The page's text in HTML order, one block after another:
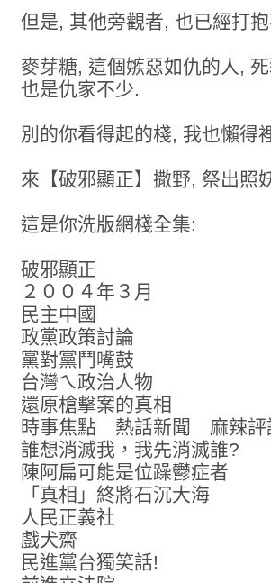
但是, 其他旁觀者, 也已經打
麥芽糖, 這個嫉惡如仇的人,
也是仇家不少.
別的你看得起的棧, 我也懶得
來【破邪顯正】撒野, 祭出照
這是你洗版網棧全集:
破邪顯正
２００４年３月
民主中國
政黨政策討論
黨對黨鬥嘴鼓
台灣ㄟ政治人物
還原槍擊案的真相
時事焦點 熱話新聞 麻辣評
誰想消滅我，我先消滅誰?
陳阿扁可能是位躁鬱症者
「真相」終將石沉大海
人民正義社
戲犬齋
民進黨台獨笑話!